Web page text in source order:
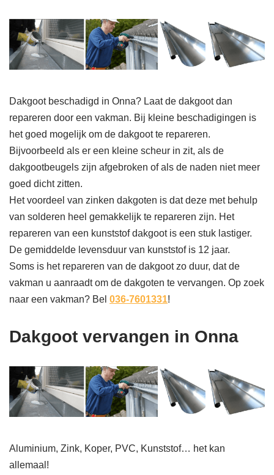
Dakgoot beschadigd in Onna? Laat de dakgoot dan
repareren door een vakman. Bij kleine beschadigingen is
het goed mogelijk om de dakgoot te repareren.
Bijvoorbeeld als er een kleine scheur in zit, als de
dakgootbeugels zijn afgebroken of als de naden niet meer
goed dicht zitten.
Het voordeel van zinken dakgoten is dat deze met behulp
van solderen heel gemakkelijk te repareren zijn. Het
repareren van een kunststof dakgoot is een stuk lastiger.
De gemiddelde levensduur van kunststof is 12 jaar.
Soms is het repareren van de dakgoot zo duur, dat de
vakman u aanraadt om de dakgoten te vervangen. Op zoek
naar een vakman? Bel 036-7601331!
Dakgoot vervangen in Onna
Aluminium, Zink, Koper, PVC, Kunststof… het kan
allemaal!